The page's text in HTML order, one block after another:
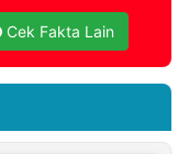
Cek Fakta Lain